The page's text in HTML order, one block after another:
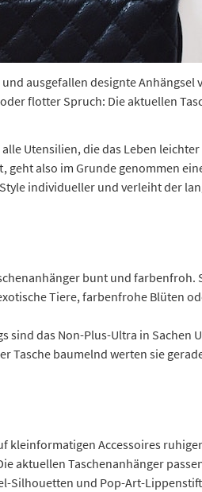
ausgefallen designte Anhängsel
flotter Spruch: Die aktuellen
Utensilien, die das Leben
also im Grunde genommen
individueller und verleiht der
bunt und farbenfroh.
Tiere, farbenfrohe Blüten
sind das Non-Plus-Ultra in Sachen
baumelnd werten sie
kleinformatigen Accessoires
aktuellen Taschenanhänger
Silhouetten und Pop-Art-